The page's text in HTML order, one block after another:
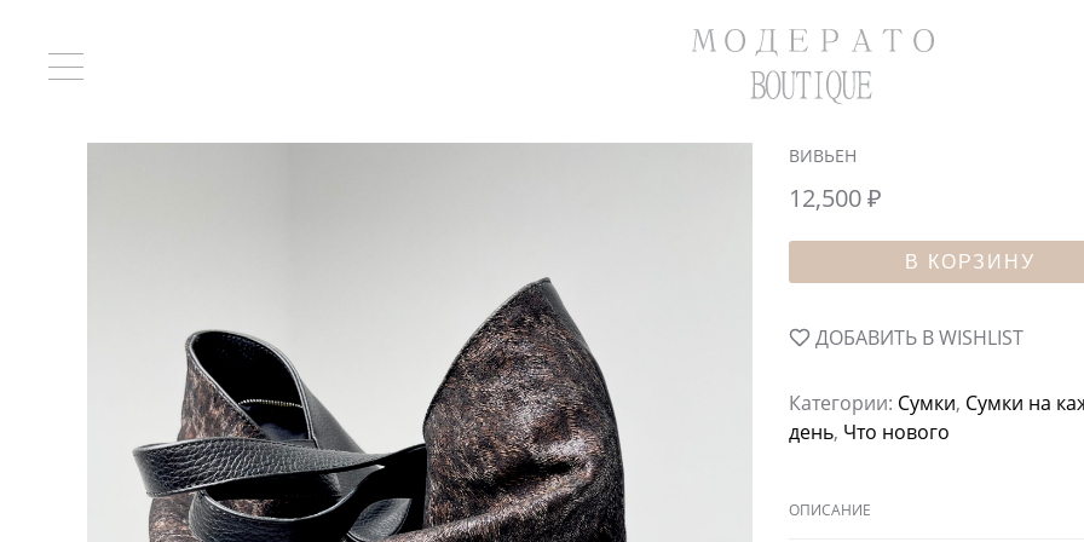
ВИВЬЕН
12,500₽
В КОРЗИНУ
ДОБАВИТЬ В WISHLIST
Категории: Сумки, Сумки на
день, Что нового
ОПИСАНИЕ